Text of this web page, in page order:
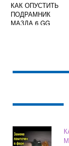
КАК ОПУСТИТЬ
ПОДРАМНИК
МАЗДА 6 GG